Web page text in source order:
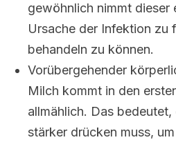
gewöhnlich nimmt dieser
Ursache der Infektion zu
behandeln zu können.
Vorübergehender
Milch kommt in den
allmählich. Das
stärker drücken muss,